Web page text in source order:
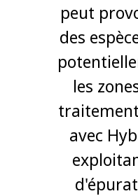
peut
des
les
avec